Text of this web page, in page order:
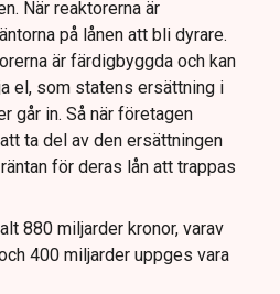
När reaktorerna är
på lånen att bli dyrare.
är färdigbyggda och kan
el, som statens ersättning i
går in. Så när företagen
ta del av den ersättningen
för deras lån att trappas
880 miljarder kronor, varav
400 miljarder uppges vara